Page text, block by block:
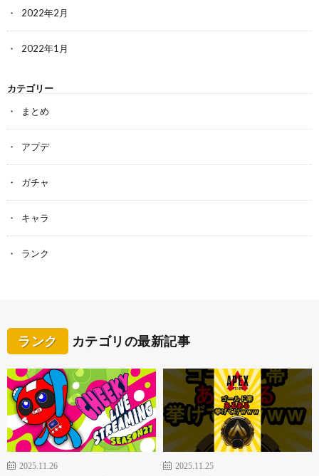
2022年2月
2022年1月
カテゴリー
まとめ
アプデ
ガチャ
キャラ
ランク
ランク カテゴリの最新記事
2025.11.26 2025.11.25